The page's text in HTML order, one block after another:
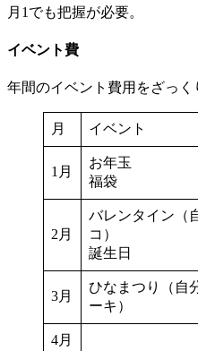
月1でも把握が必要。
イベント費
年間のイベント費用をざっく
月 イベント
1月
お年玉
福袋
2月
バレンタイン（
コ）
誕生日
3月
ひなまつり（自
ーキ）
4月